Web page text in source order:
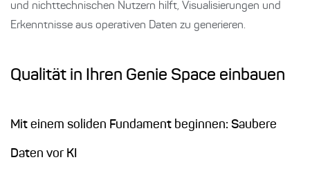
und nichttechnischen Nutzern hilft, Visualisierungen und
Erkenntnisse aus operativen Daten zu generieren.
Qualität in Ihren Genie Space einbauen
Mit einem soliden Fundament beginnen: Saubere
Daten vor KI